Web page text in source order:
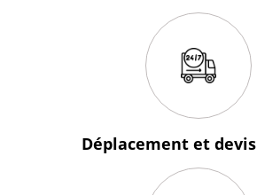
Déplacement et devis